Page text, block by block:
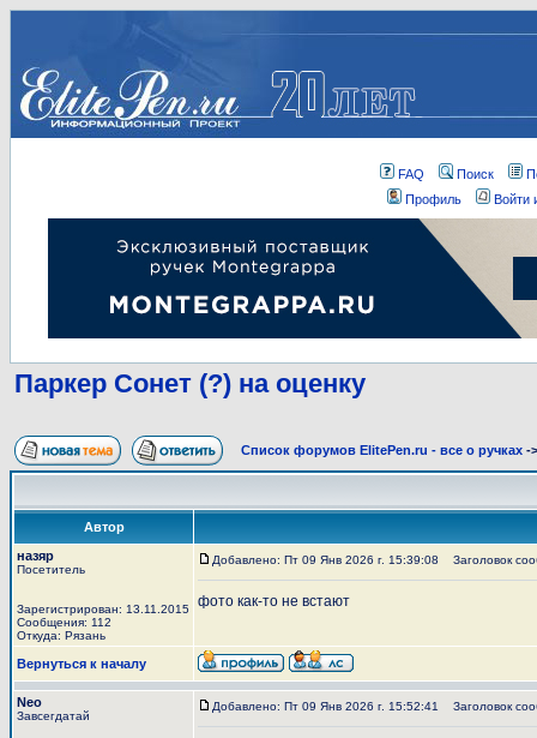
FAQ Поиск
Профиль
Войти
Паркер Сонет (?) на оценку
Список форумов ElitePen.ru - все о ручках -
Автор
назяр
Посетитель
Зарегистрирован: 13.11.2015
Сообщения: 112
Откуда: Рязань
Добавлено: Пт 09 Янв 2026 г. 15:39:08 Заголовок
фото как-то не встают
Вернуться к началу
Neo
Завсегдатай
Добавлено: Пт 09 Янв 2026 г. 15:52:41 Заголовок